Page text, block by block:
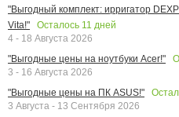
"Выгодный комплект: ирригатор
Vita!"
Осталось 11 дней
4 - 18 Августа 2026
"Выгодные цены на ноутбуки Acer!"
3 - 16 Августа 2026
"Выгодные цены на ПК ASUS!"
3 Августа - 13 Сентября 2026